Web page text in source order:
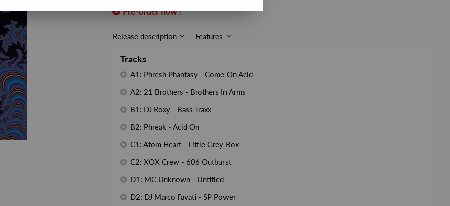
Pre-order now !
Release description Features
Tracks
A1: Phresh Phantasy - Come On Acid
A2: 21 Brothers - Brothers In Arms
B1: DJ Roxy - Bass Traxx
B2: Phreak - Acid On
C1: Atom Heart - Little Grey Box
C2: XOX Crew - 606 Outburst
D1: MC Unknown - Untitled
D2: DJ Marco Favati - SP Power